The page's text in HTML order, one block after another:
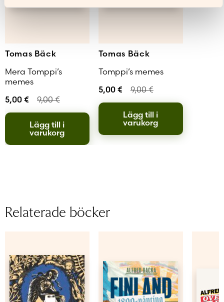
Tomas Bäck
Mera Tomppi’s
memes
5,00 € 9,00€
Lägg till i
varukorg
Tomas Bäck
Tomppi’s memes
5,00 € 9,00€
Lägg till i
varukorg
Relaterade böcker